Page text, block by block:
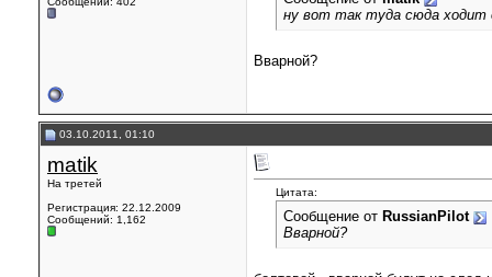
ну вот так туда сюда ходит
Вварной?
03.10.2011, 01:10
matik
На третей
Регистрация: 22.12.2009
Сообщений: 1,162
Цитата:
Сообщение от RussianPilot
Вварной?